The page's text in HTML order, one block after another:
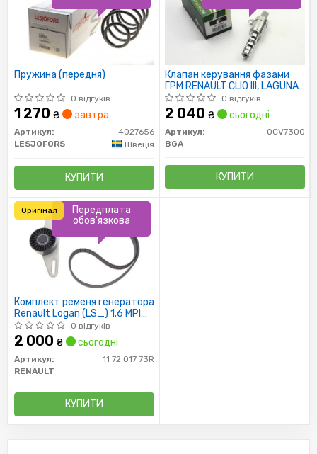
Пружина (передня)
0 відгуків
1 270 ₴ завтра
Артикул:
4027656
LESJOFORS
Швеція
КУПИТИ
Клапан керування фазами
ГРМ RENAULT CLIO III, LAGUNA
II/III, MEGANE II/III 1.6/1.6i 01-
0 відгуків
2 040 ₴ сьогодні
Артикул:
OCV7300
BGA
КУПИТИ
Комплект ременя генератора
Renault Logan (LS_) 1.6 MPI
(5PK1110)
0 відгуків
2 000 ₴ сьогодні
Артикул:
11 72 017 73R
RENAULT
КУПИТИ
Передплата
обов'язкова
Оригінал